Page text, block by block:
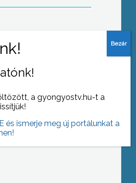
novemberi ülése
a gyongyostv.hu-t a
és ismerje meg új portálunkat a